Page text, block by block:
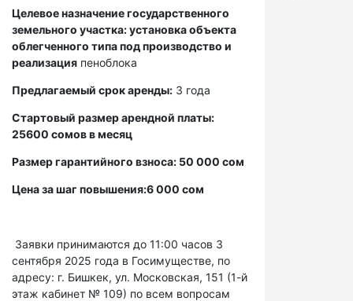
Целевое назначение государственного
земельного участка: установка объекта
облегченного типа под производство и
реализация пеноблока
Предлагаемый срок аренды: 3 года
Стартовый размер арендной платы:
25600 сомов в месяц
Размер гарантийного взноса: 50 000 сом
Цена за шаг повышения:6 000 сом
Заявки принимаются до 11:00 часов 3
сентября 2025 года в Госимуществе, по
адресу: г. Бишкек, ул. Московская, 151 (1-й
этаж кабинет № 109) по всем вопросам